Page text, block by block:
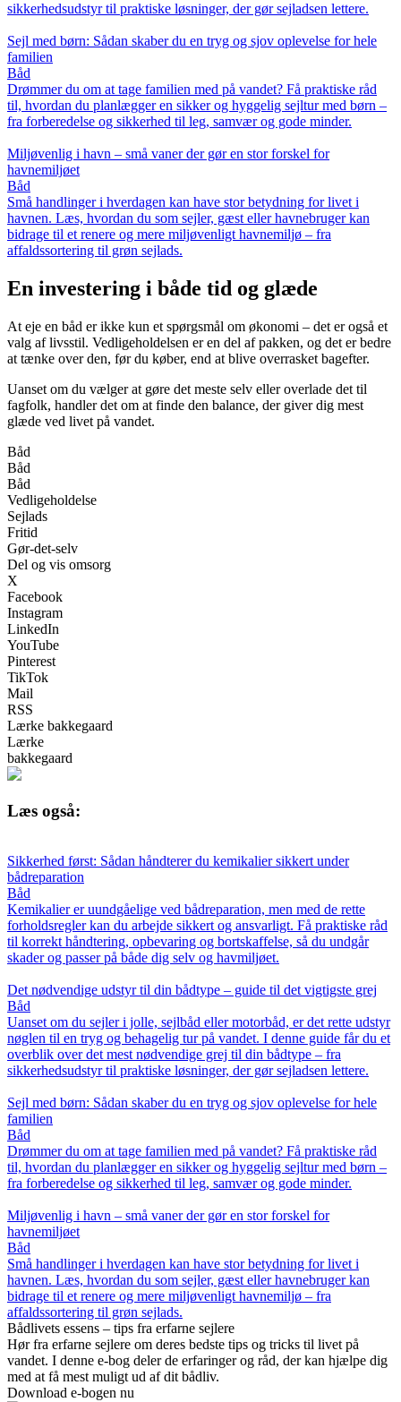
sikkerhedsudstyr til praktiske løsninger, der gør sejladsen lettere.
Sejl med børn: Sådan skaber du en tryg og sjov oplevelse for hele
familien
Båd
Drømmer du om at tage familien med på vandet? Få praktiske råd
til, hvordan du planlægger en sikker og hyggelig sejltur med børn –
fra forberedelse og sikkerhed til leg, samvær og gode minder.
Miljøvenlig i havn – små vaner der gør en stor forskel for
havnemiljøet
Båd
Små handlinger i hverdagen kan have stor betydning for livet i
havnen. Læs, hvordan du som sejler, gæst eller havnebruger kan
bidrage til et renere og mere miljøvenligt havnemiljø – fra
affaldssortering til grøn sejlads.
En investering i både tid og glæde
At eje en båd er ikke kun et spørgsmål om økonomi – det er også et
valg af livsstil. Vedligeholdelsen er en del af pakken, og det er bedre
at tænke over den, før du køber, end at blive overrasket bagefter.
Uanset om du vælger at gøre det meste selv eller overlade det til
fagfolk, handler det om at finde den balance, der giver dig mest
glæde ved livet på vandet.
Båd
Båd
Båd
Vedligeholdelse
Sejlads
Fritid
Gør-det-selv
Del og vis omsorg
X
Facebook
Instagram
LinkedIn
YouTube
Pinterest
TikTok
Mail
RSS
Lærke bakkegaard
Lærke
bakkegaard
Læs også:
Sikkerhed først: Sådan håndterer du kemikalier sikkert under
bådreparation
Båd
Kemikalier er uundgåelige ved bådreparation, men med de rette
forholdsregler kan du arbejde sikkert og ansvarligt. Få praktiske råd
til korrekt håndtering, opbevaring og bortskaffelse, så du undgår
skader og passer på både dig selv og havmiljøet.
Det nødvendige udstyr til din bådtype – guide til det vigtigste grej
Båd
Uanset om du sejler i jolle, sejlbåd eller motorbåd, er det rette udstyr
nøglen til en tryg og behagelig tur på vandet. I denne guide får du et
overblik over det mest nødvendige grej til din bådtype – fra
sikkerhedsudstyr til praktiske løsninger, der gør sejladsen lettere.
Sejl med børn: Sådan skaber du en tryg og sjov oplevelse for hele
familien
Båd
Drømmer du om at tage familien med på vandet? Få praktiske råd
til, hvordan du planlægger en sikker og hyggelig sejltur med børn –
fra forberedelse og sikkerhed til leg, samvær og gode minder.
Miljøvenlig i havn – små vaner der gør en stor forskel for
havnemiljøet
Båd
Små handlinger i hverdagen kan have stor betydning for livet i
havnen. Læs, hvordan du som sejler, gæst eller havnebruger kan
bidrage til et renere og mere miljøvenligt havnemiljø – fra
affaldssortering til grøn sejlads.
Bådlivets essens – tips fra erfarne sejlere
Hør fra erfarne sejlere om deres bedste tips og tricks til livet på
vandet. I denne e-bog deler de erfaringer og råd, der kan hjælpe dig
med at få mest muligt ud af dit bådliv.
Download e-bogen nu